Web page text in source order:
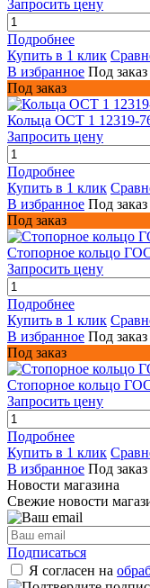
Запросить цену
Подробнее
Купить в 1 клик
В избранное Под заказ
Под заказ
Кольца ОСТ 1 12319-
Запросить цену
Подробнее
Купить в 1 клик
В избранное Под заказ
Под заказ
Стопорное кольцо
Запросить цену
Подробнее
Купить в 1 клик
В избранное Под заказ
Под заказ
Стопорное кольцо
Запросить цену
Подробнее
Купить в 1 клик
В избранное Под заказ
Новости магазина
Свежие новости
Подписаться
Я согласен на